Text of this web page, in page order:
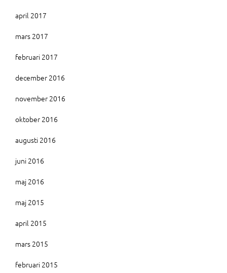
april 2017
mars 2017
februari 2017
december 2016
november 2016
oktober 2016
augusti 2016
juni 2016
maj 2016
maj 2015
april 2015
mars 2015
februari 2015